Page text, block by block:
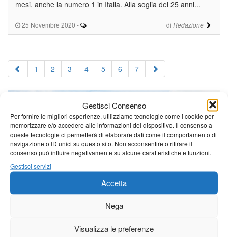
Gestisci Consenso
Per fornire le migliori esperienze, utilizziamo tecnologie come i cookie per
memorizzare e/o accedere alle informazioni del dispositivo. Il consenso a
queste tecnologie ci permetterà di elaborare dati come il comportamento di
navigazione o ID unici su questo sito. Non acconsentire o ritirare il
consenso può influire negativamente su alcune caratteristiche e funzioni.
Gestisci servizi
Accetta
Nega
Visualizza le preferenze
25 Novembre 2020 - di Redazione
mesi, anche la numero 1 in Italia. Alla soglia dei 25 anni...
1 2 3 4 5 6 7